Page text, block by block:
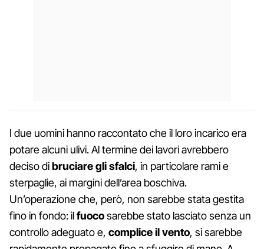
I due uomini hanno raccontato che il loro incarico era
potare alcuni ulivi. Al termine dei lavori avrebbero
deciso dibruciare gli sfalci, in particolare rami e
sterpaglie, ai margini dell’area boschiva.
Un’operazione che, però, non sarebbe stata gestita
fino in fondo: ilfuocosarebbe stato lasciato senza un
controllo adeguato e, complice il vento, si sarebbe